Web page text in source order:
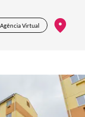
Agência Virtual